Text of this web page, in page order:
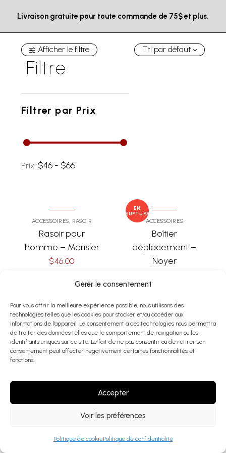
Gérér le consentement
Pour vous offrir la meilleure expérience possible, nous utilisons des
technologies telles que les cookies pour stocker et/ou accéder aux
informations de l'appareil. Le consentement à ces technologies nous permettra
de traiter des données telles que le comportement de navigation ou les
identifiants uniques sur ce site. Le fait de ne pas consentir ou de retirer son
consentement peut affecter négativement certaines fonctionnalités et
fonctions.
Accepter
Voir les préférences
Politique de cookiePolitique de confidentialité
Livraison gratuite pour toute commande de 75$ et plus.
Afficher le filtre
Filtre
Filtrer par Prix
Prix: $46 - $66
Tri par défaut
ACCESSOIRES, RASOIR
Rasoir pour
homme – Merisier
$46.00
Add To Cart
EN
RUPTURE
ACCESSOIRES
Boîtier
déplacement –
Noyer